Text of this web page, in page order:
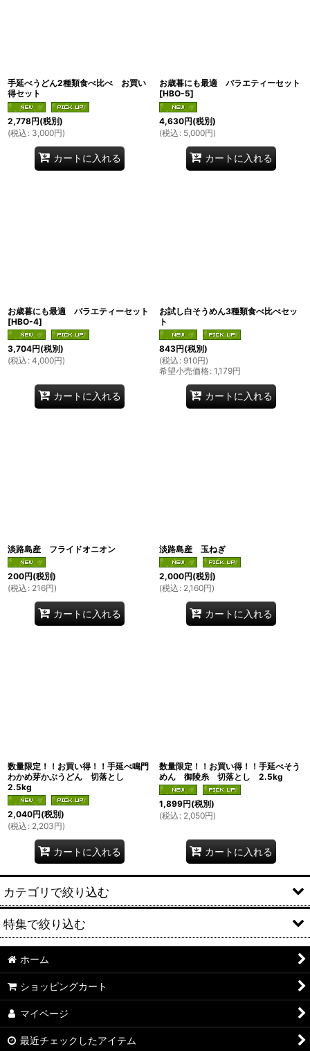
手延べうどん2種類食べ比べ お買い
得セット
2,778円(税別)
(税込 : 3,000円)
カートに入れる
お歳暮にも最適 バラエティーセット
[HBO-5]
4,630円(税別)
(税込 : 5,000円)
カートに入れる
お歳暮にも最適 バラエティーセット
[HBO-4]
3,704円(税別)
(税込 : 4,000円)
カートに入れる
お試し白そうめん3種類食べ比べセッ
ト
843円(税別)
(税込 : 910円)
希望小売価格: 1,179円
カートに入れる
淡路島産 フライドオニオン
200円(税別)
(税込 : 216円)
カートに入れる
淡路島産 玉ねぎ
2,000円(税別)
(税込 : 2,160円)
カートに入れる
数量限定！！お買い得！！手延べ鳴門
わかめ芽かぶうどん 切落とし
2.5kg
2,040円(税別)
(税込 : 2,203円)
カートに入れる
数量限定！！お買い得！！手延べそう
めん 御陵糸 切落とし 2.5kg
1,899円(税別)
(税込 : 2,050円)
カートに入れる
カテゴリで絞り込む
初めての方に特にお薦め！ お味見セット
お買い得セット商品
ギフト向け商品
単品購入はこちらから
特集で絞り込む
お買い得
箱入りギフト
箱入りそうめんギフト
ホーム
ショッピングカート
マイページ
最近チェックしたアイテム